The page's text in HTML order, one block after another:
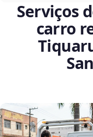
Serviços
carro